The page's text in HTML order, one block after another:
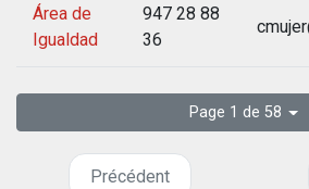
Área de
Igualdad
947 28 88
36
Page 1 de 58
Précédent